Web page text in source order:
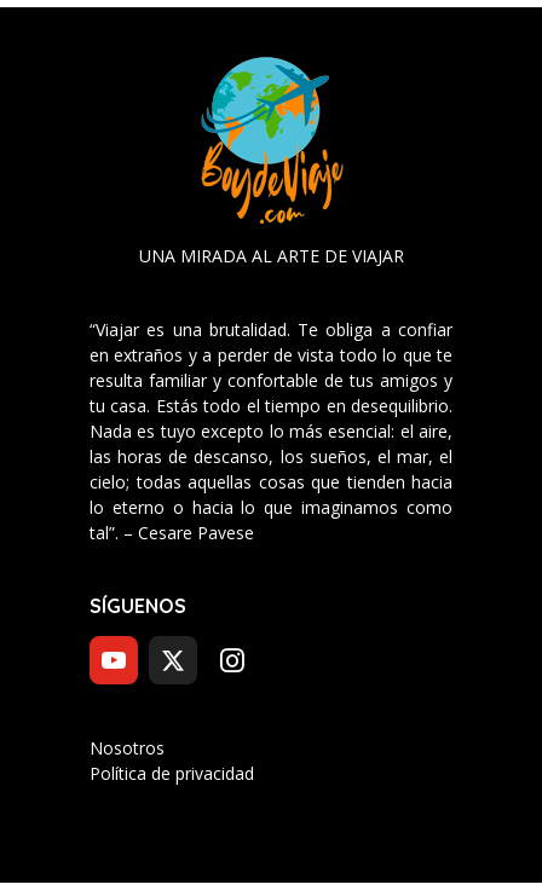
UNA MIRADA AL ARTE DE VIAJAR
“Viajar es una brutalidad. Te obliga a confiar
en extraños y a perder de vista todo lo que te
resulta familiar y confortable de tus amigos y
tu casa. Estás todo el tiempo en desequilibrio.
Nada es tuyo excepto lo más esencial: el aire,
las horas de descanso, los sueños, el mar, el
cielo; todas aquellas cosas que tienden hacia
lo eterno o hacia lo que imaginamos como
tal”. – Cesare Pavese
SÍGUENOS
Nosotros
Política de privacidad